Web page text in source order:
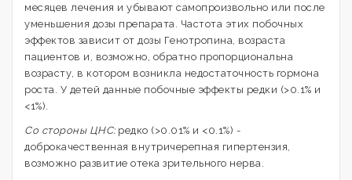
месяцев лечения и убывают самопроизвольно или после
уменьшения дозы препарата. Частота этих побочных
эффектов зависит от дозы Генотропина, возраста
пациентов и, возможно, обратно пропорциональна
возрасту, в котором возникла недостаточность гормона
роста. У детей данные побочные эффекты редки (>0.1% и
<1%).
Со стороны ЦНС:редко (>0.01% и <0.1%) -
доброкачественная внутричерепная гипертензия,
возможно развитие отека зрительного нерва.